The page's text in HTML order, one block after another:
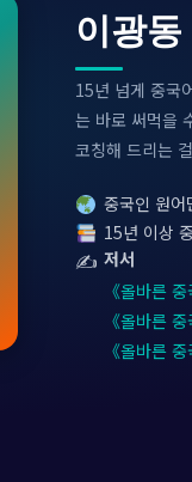
이광동
15년 넘게 중국
는 바로 써먹을
코칭해 드리는
중국인 원어
15년 이상
✍️ 저서
《올바른
《올바른
《올바른